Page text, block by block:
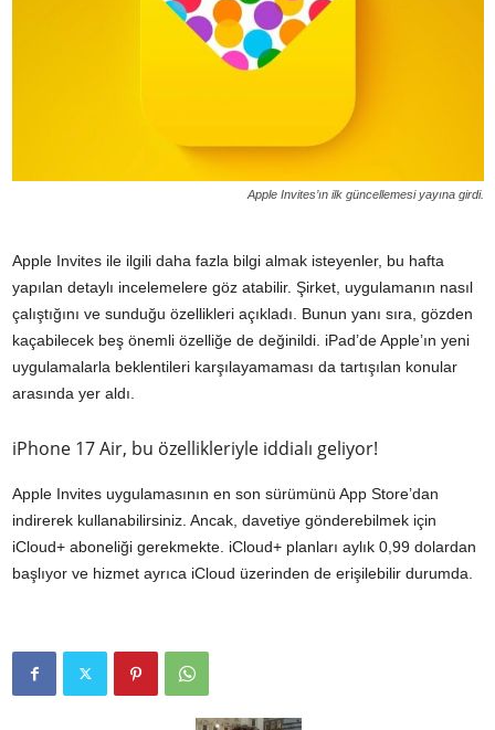
Apple Invites’ın ilk güncellemesi yayına girdi.
Apple Invites ile ilgili daha fazla bilgi almak isteyenler, bu hafta
yapılan detaylı incelemelere göz atabilir. Şirket, uygulamanın nasıl
çalıştığını ve sunduğu özellikleri açıkladı. Bunun yanı sıra, gözden
kaçabilecek beş önemli özelliğe de değinildi. iPad’de Apple’ın yeni
uygulamalarla beklentileri karşılayamaması da tartışılan konular
arasında yer aldı.
iPhone 17 Air, bu özellikleriyle iddialı geliyor!
Apple Invites uygulamasının en son sürümünü App Store’dan
indirerek kullanabilirsiniz. Ancak, davetiye gönderebilmek için
iCloud+ aboneliği gerekmekte. iCloud+ planları aylık 0,99 dolardan
başlıyor ve hizmet ayrıca iCloud üzerinden de erişilebilir durumda.